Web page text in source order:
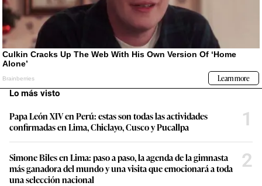
Lo más visto
Papa León XIV en Perú: estas son todas las actividades
confirmadas en Lima, Chiclayo, Cusco y Pucallpa
1
Simone Biles en Lima: paso a paso, la agenda de la gimnasta
más ganadora del mundo y una visita que emocionará a toda
una selección nacional
2